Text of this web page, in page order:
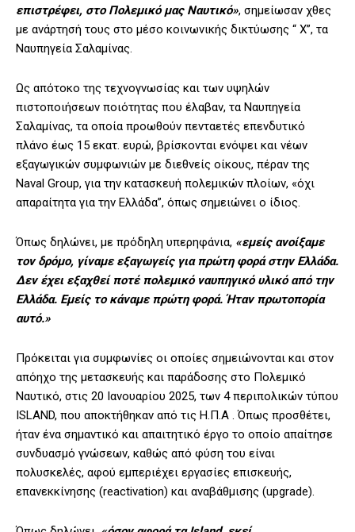
επιστρέφει, στο Πολεμικό μας Ναυτικό», σημείωσαν χθες
με ανάρτησή τους στο μέσο κοινωνικής δικτύωσης “ Χ”, τα
Ναυπηγεία Σαλαμίνας.
Ως απότοκο της τεχνογνωσίας και των υψηλών
πιστοποιήσεων ποιότητας που έλαβαν, τα Ναυπηγεία
Σαλαμίνας, τα οποία προωθούν πενταετές επενδυτικό
πλάνο έως 15 εκατ. ευρώ, βρίσκονται ενόψει και νέων
εξαγωγικών συμφωνιών με διεθνείς οίκους, πέραν της
Naval Group, για την κατασκευή πολεμικών πλοίων, «όχι
απαραίτητα για την Ελλάδα”, όπως σημειώνει ο ίδιος.
Όπως δηλώνει, με πρόδηλη υπερηφάνια, «εμείς ανοίξαμε
τον δρόμο, γίναμε εξαγωγείς για πρώτη φορά στην Ελλάδα.
Δεν έχει εξαχθεί ποτέ πολεμικό ναυπηγικό υλικό από την
Ελλάδα. Εμείς το κάναμε πρώτη φορά. Ήταν πρωτοπορία
αυτό.»
Πρόκειται για συμφωνίες οι οποίες σημειώνονται και στον
απόηχο της μετασκευής και παράδοσης στο Πολεμικό
Ναυτικό, στις 20 Ιανουαρίου 2025, των 4 περιπολικών τύπου
ISLAND, που αποκτήθηκαν από τις Η.Π.Α . Όπως προσθέτει,
ήταν ένα σημαντικό και απαιτητικό έργο το οποίο απαίτησε
συνδυασμό γνώσεων, καθώς από φύση του είναι
πολυσκελές, αφού εμπεριέχει εργασίες επισκευής,
επανεκκίνησης (reactivation) και αναβάθμισης (upgrade).